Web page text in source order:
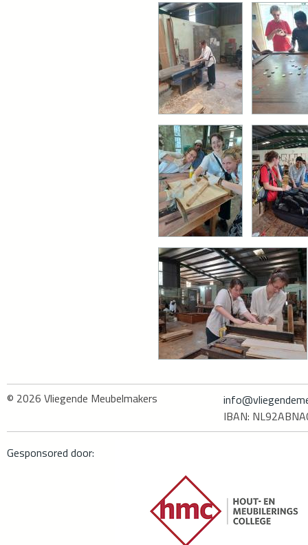
© 2026 Vliegende Meubelmakers
IBAN:
Gesponsored door: